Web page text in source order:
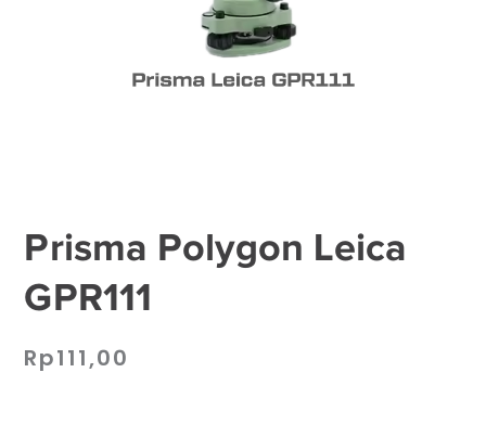
Prisma Polygon Leica
GPR111
Rp111,00